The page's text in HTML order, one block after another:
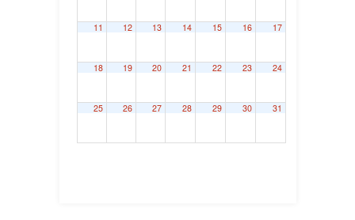
11 12 13 14 15 16 17
18 19 20 21 22 23 24
25 26 27 28 29 30 31